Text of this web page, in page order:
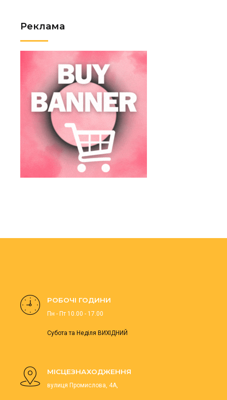
Реклама
РОБОЧІ ГОДИНИ
Пн - Пт 10.00 - 17.00
Субота та Неділя ВИХІДНИЙ
МІСЦЕЗНАХОДЖЕННЯ
вулиця Промислова, 4А,